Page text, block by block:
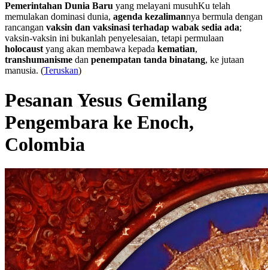
Pemerintahan Dunia Baru yang melayani musuhKu telah
memulakan dominasi dunia, agenda kezalimannya bermula dengan
rancangan vaksin dan vaksinasi terhadap wabak sedia ada;
vaksin-vaksin ini bukanlah penyelesaian, tetapi permulaan
holocaust yang akan membawa kepada kematian,
transhumanisme dan penempatan tanda binatang, ke jutaan
manusia. (Teruskan)
Pesanan Yesus Gemilang
Pengembara ke Enoch,
Colombia